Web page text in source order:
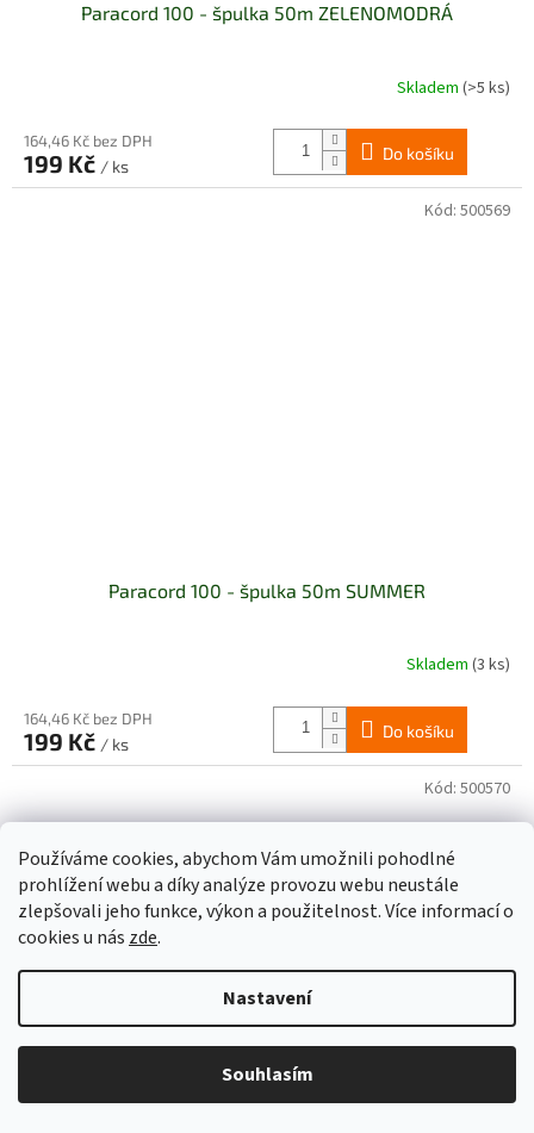
Používáme cookies, abychom Vám umožnili pohodlné
prohlížení webu a díky analýze provozu webu neustále
zlepšovali jeho funkce, výkon a použitelnost. Více informací o
cookies u nás zde.
Nastavení
Souhlasím
Paracord 100 - špulka 50m ZELENOMODRÁ
Skladem (>5 ks)
164,46 Kč bez DPH
199 Kč / ks
Do košíku
Paracord 100 - špulka 50m SUMMER
Skladem (3 ks)
164,46 Kč bez DPH
199 Kč / ks
Do košíku
Kód: 500569
Kód: 500570